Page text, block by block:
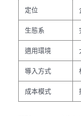
定位
生態系
適用環境
導入方式
成本模式